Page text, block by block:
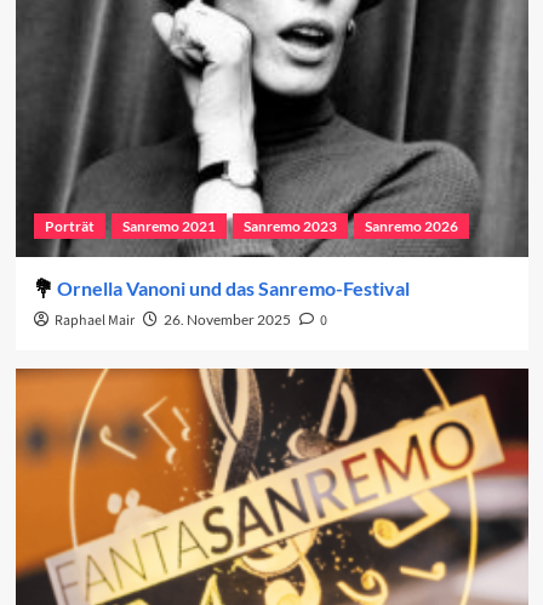
Porträt Sanremo 2021 Sanremo 2023 Sanremo 2026
Ornella Vanoni und das Sanremo-Festival
Raphael Mair 26. November 2025 0